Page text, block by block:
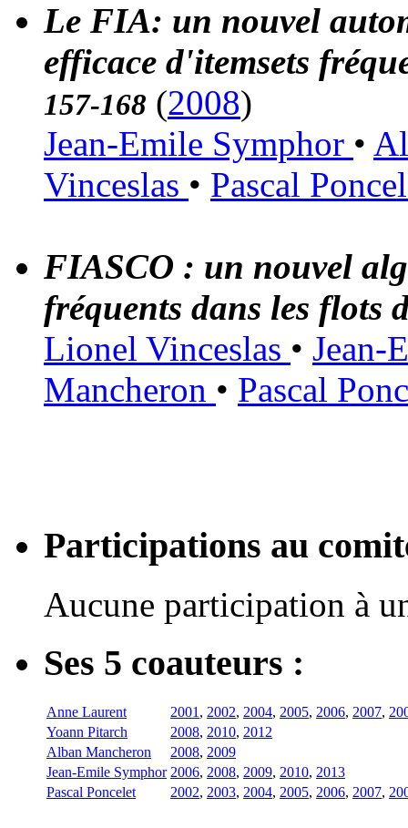
Le FIA: un nouvel
efficace d'itemsets
157-168 (2008)
Jean-Emile Symphor •
Vinceslas • Pascal
FIASCO : un nouvel
fréquents dans les flots
Lionel Vinceslas • Jean-
Mancheron • Pascal
Participations au
Aucune participation à
Ses 5 coauteurs :
Anne Laurent 2001 , 2002, 2004, 2005, 2006, 2007,
Yoann Pitarch
2008, 2010, 2012
Alban Mancheron
2008, 2009
Jean-Emile Symphor 2006, 2008, 2009, 2010, 2013
Pascal Poncelet
2002, 2003, 2004, 2005, 2006, 2007,